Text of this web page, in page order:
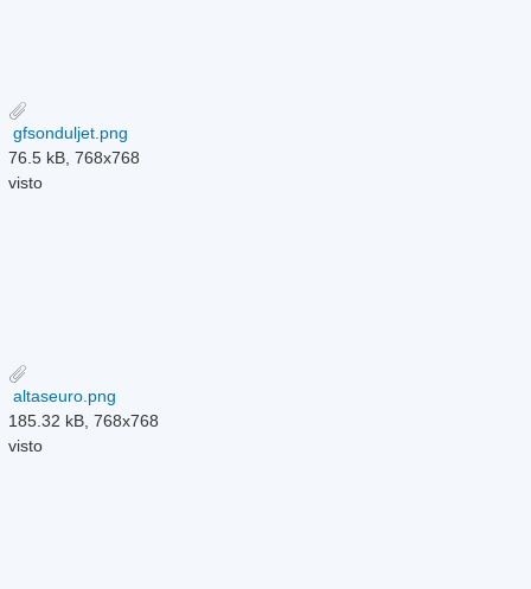
gfsonduljet.png
76.5 kB, 768x768
visto
altaseuro.png
185.32 kB, 768x768
visto